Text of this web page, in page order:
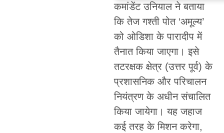
कमांडेंट उनियाल ने बताया
कि तेज गश्ती पोत ‘अमूल्य’
को ओडिशा के पारादीप में
तैनात किया जाएगा। इसे
तटरक्षक क्षेत्र (उत्तर पूर्व) के
प्रशासनिक और परिचालन
नियंत्रण के अधीन संचालित
किया जायेगा। यह जहाज
कई तरह के मिशन करेगा,